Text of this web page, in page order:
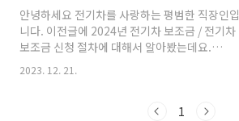
안녕하세요 전기차를 사랑하는 평범한 직장인입
니다. 이전글에 2024년 전기차 보조금 / 전기차
보조금 신청 절차에 대해서 알아봤는데요.
2023.12.20 - 전기차 보조금 신청 절차 방법
(2023년 / 2024년) 전기차 보조금 신청 절차 방
과 2024년 전기차 보조금에 대해 자세히 알아봤
2023. 12. 21.
1